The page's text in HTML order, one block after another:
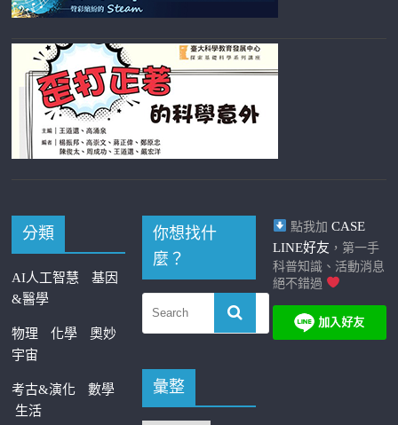
分類
AI人工智慧
基因
&醫學
物理 化學
奧妙
宇宙
考古&演化
數學
生活
你想找什
麼？
彙整
點我加 CASE
LINE好友 ，第一手
科普知識、活動消息
絕不錯過